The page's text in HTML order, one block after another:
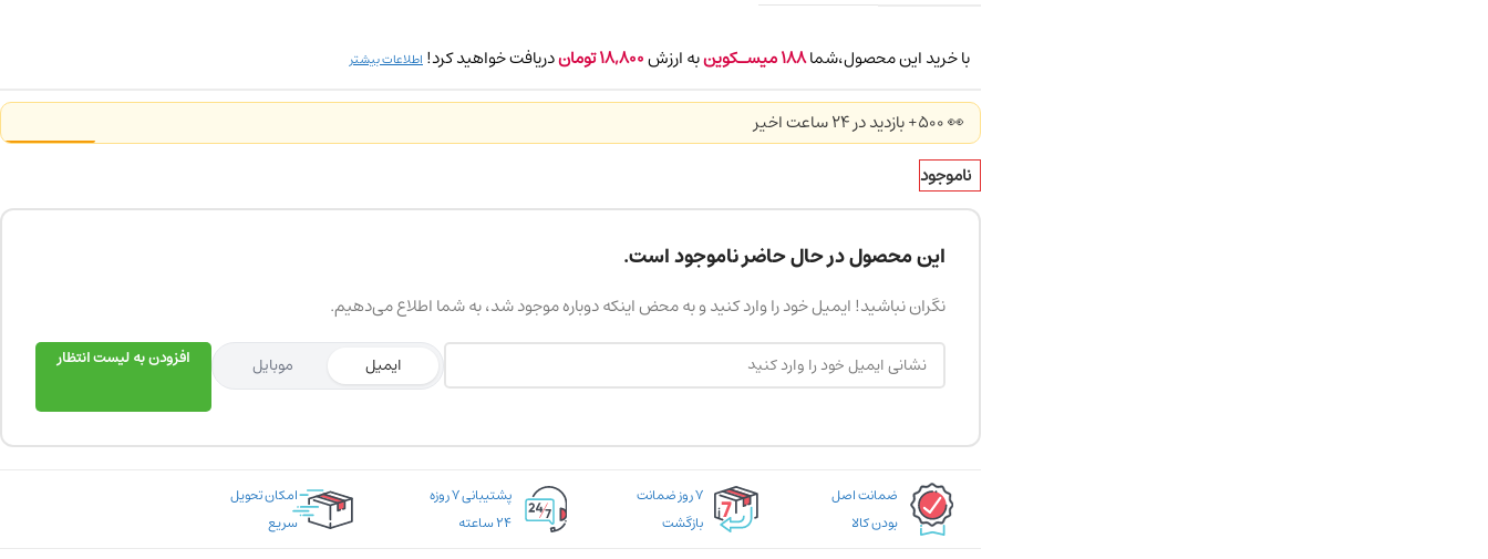
با خرید این محصول،شما188میسـکوینبه ارزش18,800توماندریافت خواهید کرد! اطلاعات بیشتر
👀 500+ بازدید در ۲۴ ساعت اخیر
ناموجود
این محصول در حال حاضر ناموجود است.
نگران نباشید! ایمیل خود را وارد کنید و به محض اینکه دوباره موجود شد، به شما اطلاع می‌دهیم.
ایمیل موبایل افزودن به لیست انتظار
ضمانت اصل
بودن کالا
۷ روز ضمانت
بازگشت
پشتیبانی ۷ روزه
۲۴ ساعته
امکان تحویل
سریع